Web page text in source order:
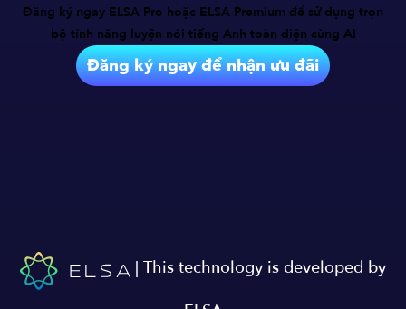
Đăng ký ngay ELSA Pro hoặc ELSA Premium để sử dụng trọn
bộ tính năng luyện nói tiếng Anh toàn diện cùng AI
Đăng ký ngay để nhận ưu đãi
| This technology is developed by